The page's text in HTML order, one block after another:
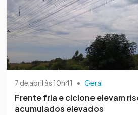
7 de abril às 10h41 • Geral
Frente fria e ciclone elevam
acumulados elevados